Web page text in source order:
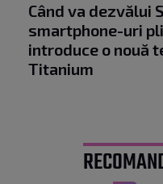
Când va dezvălui
smartphone-uri
introduce o nouă
Titanium